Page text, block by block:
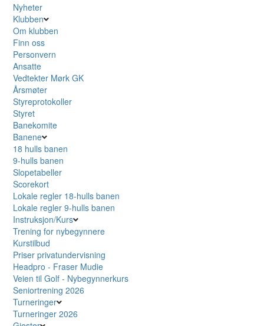
Nyheter
Klubben
Om klubben
Finn oss
Personvern
Ansatte
Vedtekter Mørk GK
Årsmøter
Styreprotokoller
Styret
Banekomite
Banene
18 hulls banen
9-hulls banen
Slopetabeller
Scorekort
Lokale regler 18-hulls banen
Lokale regler 9-hulls banen
Instruksjon/Kurs
Trening for nybegynnere
Kurstilbud
Priser privatundervisning
Headpro - Fraser Mudie
Veien til Golf - Nybegynnerkurs
Seniortrening 2026
Turneringer
Turneringer 2026